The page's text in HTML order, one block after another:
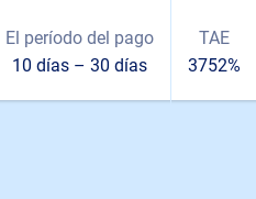
El período del pago
10 días – 30 días
TAE
3752%